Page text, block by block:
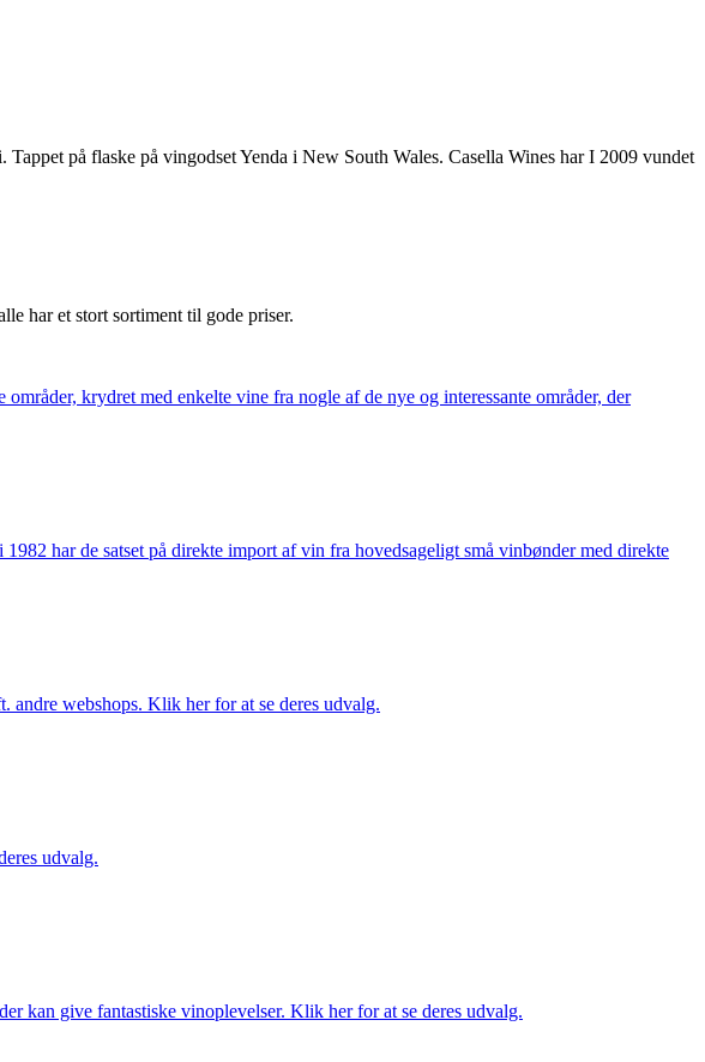
på flaske på vingodset Yenda i New South Wales. Casella Wines har I 2009 vundet
har et stort sortiment til gode priser.
krydret med enkelte vine fra nogle af de nye og interessante områder, der
har de satset på direkte import af vin fra hovedsageligt små vinbønder med direkte
andre webshops. Klik her for at se deres udvalg.
udvalg.
kan give fantastiske vinoplevelser. Klik her for at se deres udvalg.